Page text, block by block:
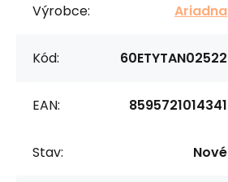
Výrobce: Ariadna
Kód: 60ETYTAN02522
EAN: 8595721014341
Stav: Nové